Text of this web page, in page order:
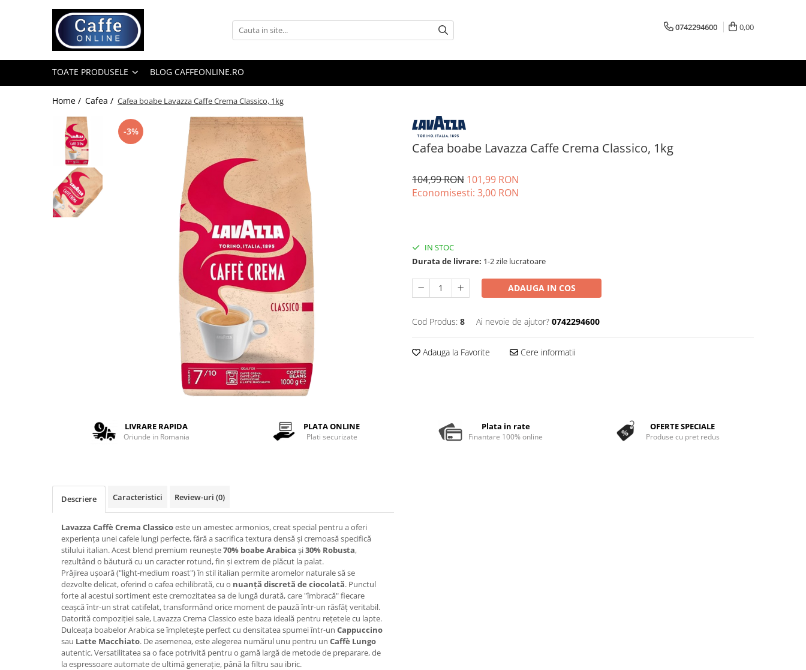
Toate Produsele
Capsule Cafea
Cafea Macinata
Aparate Automate
Aparate capsule
Stabilizatoare tensiune
Piese schimb espressoare
Accesorii si intretinere
0742294600 0,00
TOATE PRODUSELE BLOG CAFFEONLINE.RO
Home / Cafea / Cafea boabe Lavazza Caffe Crema Classico, 1kg
Cafea boabe Lavazza Caffe Crema Classico, 1kg
-3%
104,99 RON 101,99 RON
Economisesti: 3,00 RON
IN STOC
Durata de livrare: 1-2 zile lucratoare
ADAUGA IN COS
Cod Produs: 8 Ai nevoie de ajutor? 0742294600
Adauga la Favorite Cere informatii
LIVRARE RAPIDA
Oriunde in Romania
PLATA ONLINE
Plati securizate
Plata in rate
Finantare 100% online
OFERTE SPECIALE
Produse cu pret redus
Descriere Caracteristici Review-uri (0)
Lavazza Caffè Crema Classicoeste un amestec armonios, creat special pentru a oferi
experiența unei cafele lungi perfecte, fără a sacrifica textura densă și cremoasă specifică
stilului italian. Acest blend premium reunește70% boabe Arabica și30% Robusta,
rezultând o băutură cu un caracter rotund, fin și extrem de plăcut la palat.
Prăjirea ușoară ("light-medium roast") în stil italian permite aromelor naturale să se
dezvolte delicat, oferind o cafea echilibrată, cu o nuanță discretă de ciocolată. Punctul
forte al acestui sortiment este cremozitatea sa de lungă durată, care "îmbracă" fiecare
ceașcă într-un strat catifelat, transformând orice moment de pauză într-un răsfăț veritabil.
Datorită compoziției sale, Lavazza Crema Classico este baza ideală pentru rețetele cu lapte.
Dulceața boabelor Arabica se împletește perfect cu densitatea spumei într-un Cappuccino
sau Latte Macchiato. De asemenea, este alegerea numărul unu pentru un Caffè Lungo
autentic. Versatilitatea sa o face potrivită pentru o gamă largă de metode de preparare, de
la espressoare automate de ultimă generație, până la filtru sau ibric.